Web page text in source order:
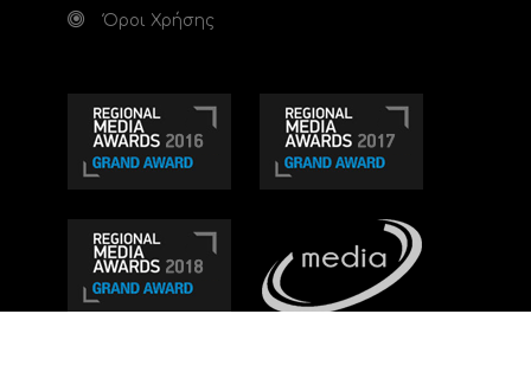
Όροι Χρήσης